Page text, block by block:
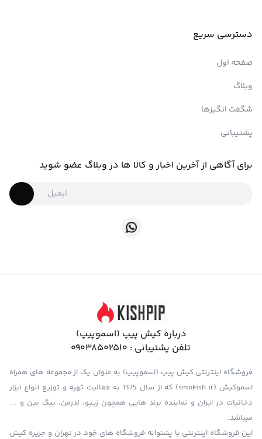
دسترسی سریع
صفحه اول
وبلاگ
شگفت انگیزها
پشتیبانی
برای آگاهی از آخرین اخبار و کالا ها در وبلاگ عضو شوید
درباره کیش پیپ (اسموپیپ)
تلفن پشتیبانی : 09038502510
فروشگاه اینترنتی کیش پیپ (اسموپیپ) به عنوان یک از مجموعه های همراه
اسموکیش (smokish.ir) که از سال 1375 به فعالیت تهیه و توزیع انواع ابزار
دخانیات در ایران و نماینده برند هایی همچون زیپو، لدرمن، بیگ بین و …
میباشد.
این فروشگاه اینترنتی با پشتوانه فروشگاه های خود در تهران و جزیره کیش